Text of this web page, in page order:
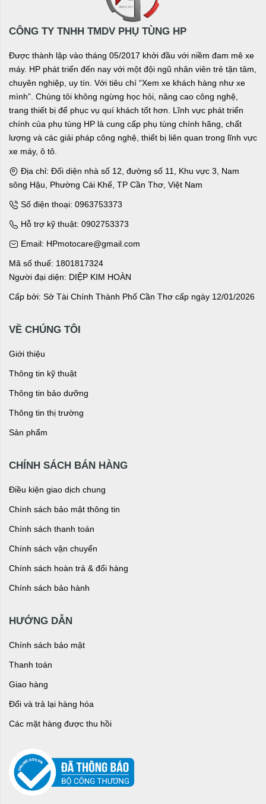
CÔNG TY TNHH TMDV PHỤ TÙNG HP
Được thành lập vào tháng 05/2017 khởi đầu với niềm đam mê xe
máy. HP phát triển đến nay với một đội ngũ nhân viên trẻ tận tâm,
chuyên nghiệp, uy tín. Với tiêu chí “Xem xe khách hàng như xe
mình”. Chúng tôi không ngừng học hỏi, nâng cao công nghệ,
trang thiết bị để phục vụ quí khách tốt hơn. Lĩnh vực phát triển
chính của phụ tùng HP là cung cấp phụ tùng chính hãng, chất
lượng và các giải pháp công nghệ, thiết bị liên quan trong lĩnh vực
xe máy, ô tô.
Địa chỉ: Đối diện nhà số 12, đường số 11, Khu vực 3, Nam
sông Hậu, Phường Cái Khế, TP Cần Thơ, Việt Nam
Số điện thoại: 0963753373
Hỗ trợ kỹ thuật: 0902753373
Email: HPmotocare@gmail.com
Mã số thuế: 1801817324
Người đại diện: DIỆP KIM HOÀN
Cấp bởi: Sở Tài Chính Thành Phố Cần Thơ cấp ngày 12/01/2026
VỀ CHÚNG TÔI
Giới thiệu
Thông tin kỹ thuật
Thông tin bảo dưỡng
Thông tin thị trường
Sản phẩm
CHÍNH SÁCH BÁN HÀNG
Điều kiện giao dịch chung
Chính sách bảo mật thông tin
Chính sách thanh toán
Chính sách vận chuyển
Chính sách hoàn trả & đổi hàng
Chính sách bảo hành
HƯỚNG DẪN
Chính sách bảo mật
Thanh toán
Giao hàng
Đổi và trả lại hàng hóa
Các mặt hàng được thu hồi